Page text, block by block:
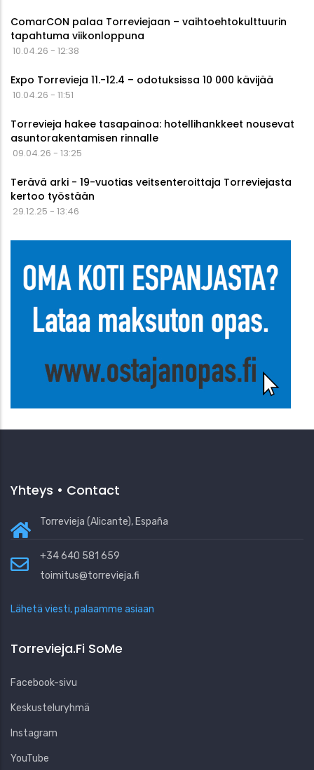
ComarCON palaa Torreviejaan – vaihtoehtokulttuurin
tapahtuma viikonloppuna
10.04.26 - 12:38
Expo Torrevieja 11.-12.4 – odotuksissa 10 000 kävijää
10.04.26 - 11:51
Torrevieja hakee tasapainoa: hotellihankkeet nousevat
asuntorakentamisen rinnalle
09.04.26 - 13:25
Terävä arki - 19-vuotias veitsenteroittaja Torreviejasta
kertoo työstään
29.12.25 - 13:46
Yhteys • Contact
Torrevieja (Alicante), España
+34 640 581 659
toimitus@torrevieja.fi
Lähetä viesti, palaamme asiaan
Torrevieja.fi SoMe
Facebook-sivu
Keskusteluryhmä
Instagram
YouTube